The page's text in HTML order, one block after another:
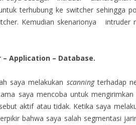
terhubung ke switcher sehingga
Kemudian skenarionya intruder
– Application – Database.
saya melakukan scanningterhadap
saya mencoba untuk
aktif atau tidak. Ketika saya
bahwa saya salah segmentasi